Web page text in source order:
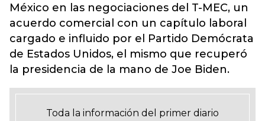
México en las negociaciones del T-MEC, un
acuerdo comercial con un capítulo laboral
cargado e influido por el Partido Demócrata
de Estados Unidos, el mismo que recuperó
la presidencia de la mano de Joe Biden.
Toda la información del primer diario